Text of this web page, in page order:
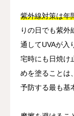
紫外線対策は年
りの日でも紫外
通してUVAが入
宅時にも日焼け
めを塗ることは
予防する最も基